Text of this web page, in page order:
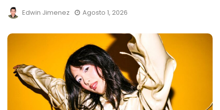
Edwin Jimenez Agosto 1, 2026